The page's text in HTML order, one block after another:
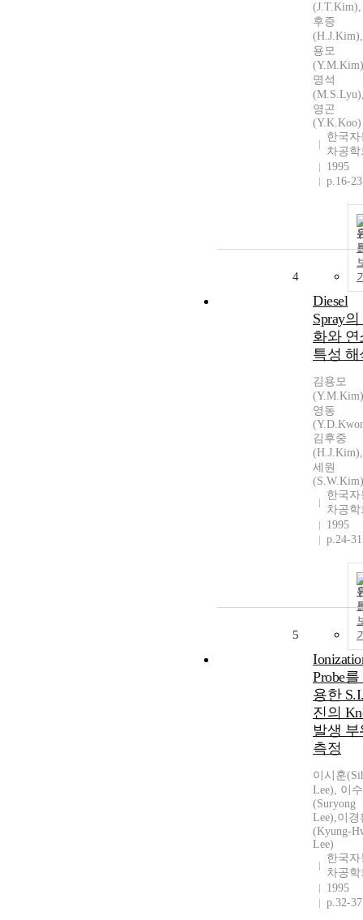
후증
용모
명석
영곤
(Y.K.Koo)
한국자
차공학
1995
p.16-23
4
Diesel
Spray
화와 연
특성 해
김용모
영동
김후중
세원
(S.W.Kim)
한국자
차공학
1995
p.24-31
5
Probe
용한
진의
발생 부
측정
이시훈
Lee), 이
(Suryong
Lee),이경
(Kyung-
Lee)
한국자
차공학
1995
p.32-37